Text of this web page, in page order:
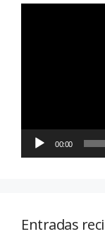
00:00
Entradas